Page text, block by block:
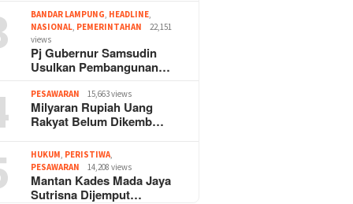
BANDAR LAMPUNG HEADLINE
NASIONAL PEMERINTAHAN
22,151
views
Pj Gubernur Samsudin
Usulkan Pembangunan…
PESAWARAN 15,663 views
Milyaran Rupiah Uang
Rakyat Belum Dikemb…
HUKUM PERISTIWA
PESAWARAN
14,208 views
Mantan Kades Mada Jaya
Sutrisna Dijemput…